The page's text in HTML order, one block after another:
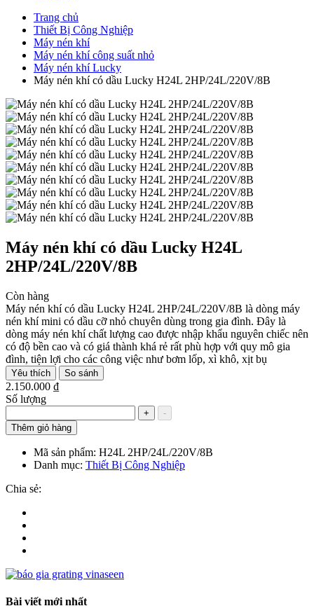
Trang chủ
Thiết Bị Công Nghiệp
Máy nén khí
Máy nén khí công suất nhỏ
Máy nén khí Lucky
Máy nén khí có dầu Lucky H24L 2HP/24L/220V/8B
Máy nén khí có dầu Lucky H24L
2HP/24L/220V/8B
Còn hàng
Máy nén khí có dầu Lucky H24L 2HP/24L/220V/8B là dòng máy
nén khí mini có dầu cỡ nhỏ chuyên dùng trong gia đình. Đây là
dòng máy nén khí chất lượng cao được nhập khẩu nguyên chiếc nên
có độ bền cao và có giá thành khá rẻ rất phù hợp với quy mô gia
đình, tiện lợi cho các công việc như bơm lốp, xì khô, xịt bụ
Yêu thích So sánh
2.150.000 ₫
Số lượng
+
-
Thêm giỏ hàng
Mã sản phẩm: H24L 2HP/24L/220V/8B
Danh mục: Thiết Bị Công Nghiệp
Chia sẻ:
Bài viết mới nhất